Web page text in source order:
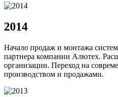
2014
Начало продаж и монтажа
партнера компании Алютех.
организации. Переход на
производством и продажами.